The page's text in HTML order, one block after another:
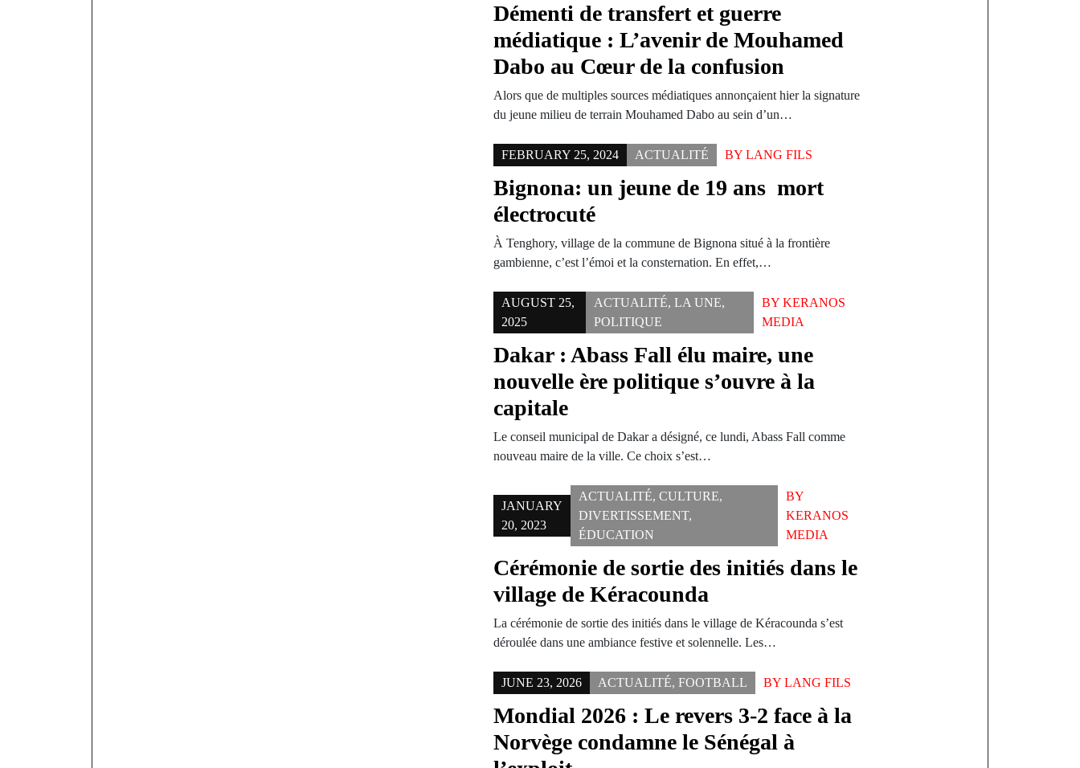
Démenti de transfert et guerre
médiatique : L’avenir de Mouhamed
Dabo au Cœur de la confusion
Alors que de multiples sources médiatiques annonçaient hier la signature
du jeune milieu de terrain Mouhamed Dabo au sein d’un…
FEBRUARY 25, 2024 ACTUALITÉ BYLANG FILS
Bignona: un jeune de 19 ans mort
électrocuté
À Tenghory, village de la commune de Bignona situé à la frontière
gambienne, c’est l’émoi et la consternation. En effet,…
AUGUST 25,
2025
ACTUALITÉ,LA UNE,
POLITIQUE
BYKERANOS
MEDIA
Dakar : Abass Fall élu maire, une
nouvelle ère politique s’ouvre à la
capitale
Le conseil municipal de Dakar a désigné, ce lundi, Abass Fall comme
nouveau maire de la ville. Ce choix s’est…
JANUARY
20, 2023
ACTUALITÉ,CULTURE,
DIVERTISSEMENT,
ÉDUCATION
BY
KERANOS
MEDIA
Cérémonie de sortie des initiés dans le
village de Kéracounda
La cérémonie de sortie des initiés dans le village de Kéracounda s’est
déroulée dans une ambiance festive et solennelle. Les…
JUNE 23, 2026 ACTUALITÉ,FOOTBALL BYLANG FILS
Mondial 2026 : Le revers 3-2 face à la
Norvège condamne le Sénégal à